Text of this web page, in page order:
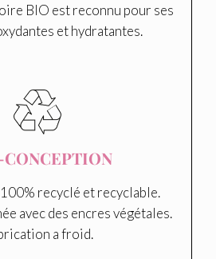
BIO est reconnu pour ses
et hydratantes.
recyclé et recyclable.
avec des encres végétales.
a froid.